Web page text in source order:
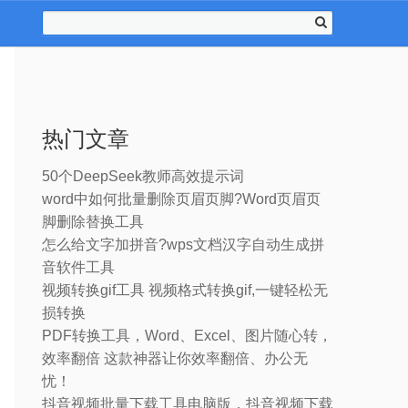
热门文章
50个DeepSeek教师高效提示词
word中如何批量删除页眉页脚?Word页眉页
脚删除替换工具
怎么给文字加拼音?wps文档汉字自动生成拼
音软件工具
视频转换gif工具 视频格式转换gif,一键轻松无
损转换
PDF转换工具，Word、Excel、图片随心转，
效率翻倍 这款神器让你效率翻倍、办公无
忧！
抖音视频批量下载工具电脑版，抖音视频下载